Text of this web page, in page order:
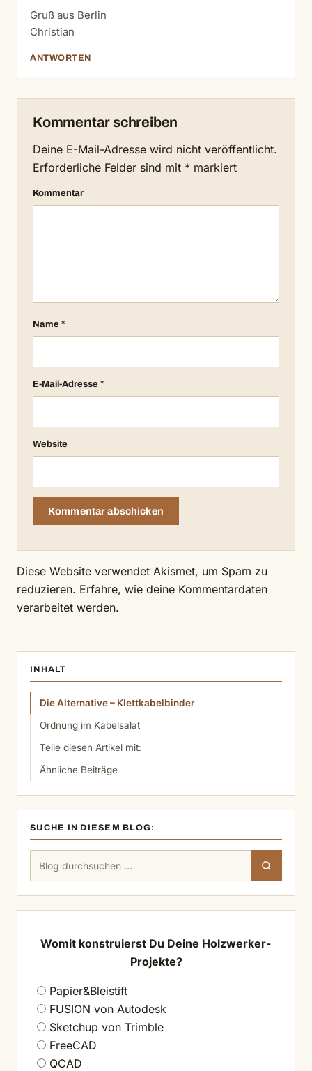
Gruß aus Berlin
Christian
ANTWORTEN
Kommentar schreiben
Deine E-Mail-Adresse wird nicht veröffentlicht.
Erforderliche Felder sind mit * markiert
Kommentar
Name *
E-Mail-Adresse *
Website
Diese Website verwendet Akismet, um Spam zu
reduzieren. Erfahre, wie deine Kommentardaten
verarbeitet werden.
INHALT
Die Alternative – Klettkabelbinder
Ordnung im Kabelsalat
Teile diesen Artikel mit:
Ähnliche Beiträge
SUCHE IN DIESEM BLOG:
Suchen
Womit konstruierst Du Deine Holzwerker-
Projekte?
Papier&Bleistift
FUSION von Autodesk
Sketchup von Trimble
FreeCAD
QCAD